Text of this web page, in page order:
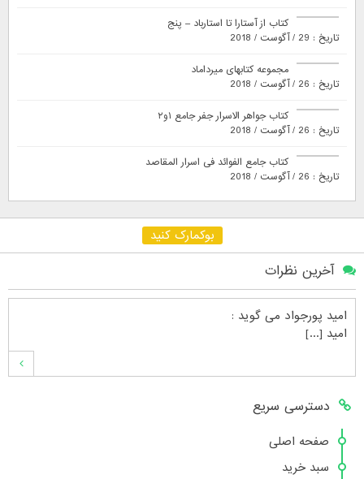
کتاب از آستارا تا استارباد – پنج
تاریخ : 29 / آگوست / 2018
مجموعه کتابهای میرداماد
تاریخ : 26 / آگوست / 2018
کتاب جواهر الاسرار جفر جامع ۱و۲
تاریخ : 26 / آگوست / 2018
کتاب جامع الفوائد فی اسرار المقاصد
تاریخ : 26 / آگوست / 2018
بوکمارک کنید
آخرین نظرات
امید پورجواد می گوید :
امید [...]
محمدشهنوازیمی گوید :
سلام بنده محمد شهنوازی فقط بوسیله ا [...]
دسترسی سریع
صفحه اصلی
سبد خرید